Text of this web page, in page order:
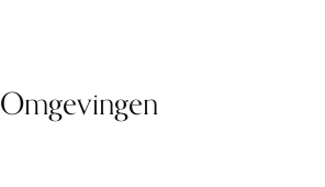
Omgevingen